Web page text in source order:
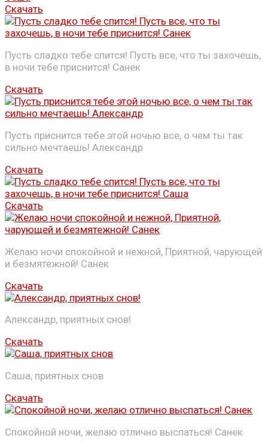
Скачать
Пусть сладко тебе спится! Пусть все, что ты захочешь,
в ночи тебе приснится! Санек
Скачать
Пусть приснится тебе этой ночью все, о чем ты так
сильно мечтаешь! Александр
Скачать
Скачать
Желаю ночи спокойной и нежной, Приятной, чарующей
и безмятежной! Санек
Скачать
Александр, приятных снов!
Скачать
Саша, приятных снов
Скачать
Спокойной ночи, желаю отлично выспаться! Санек